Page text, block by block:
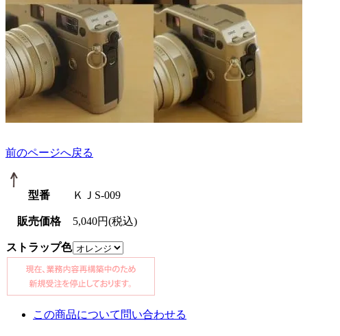
前のページへ戻る
型番 ＫＪS-009
販売価格 5,040円(税込)
ストラップ色
この商品について問い合わせる